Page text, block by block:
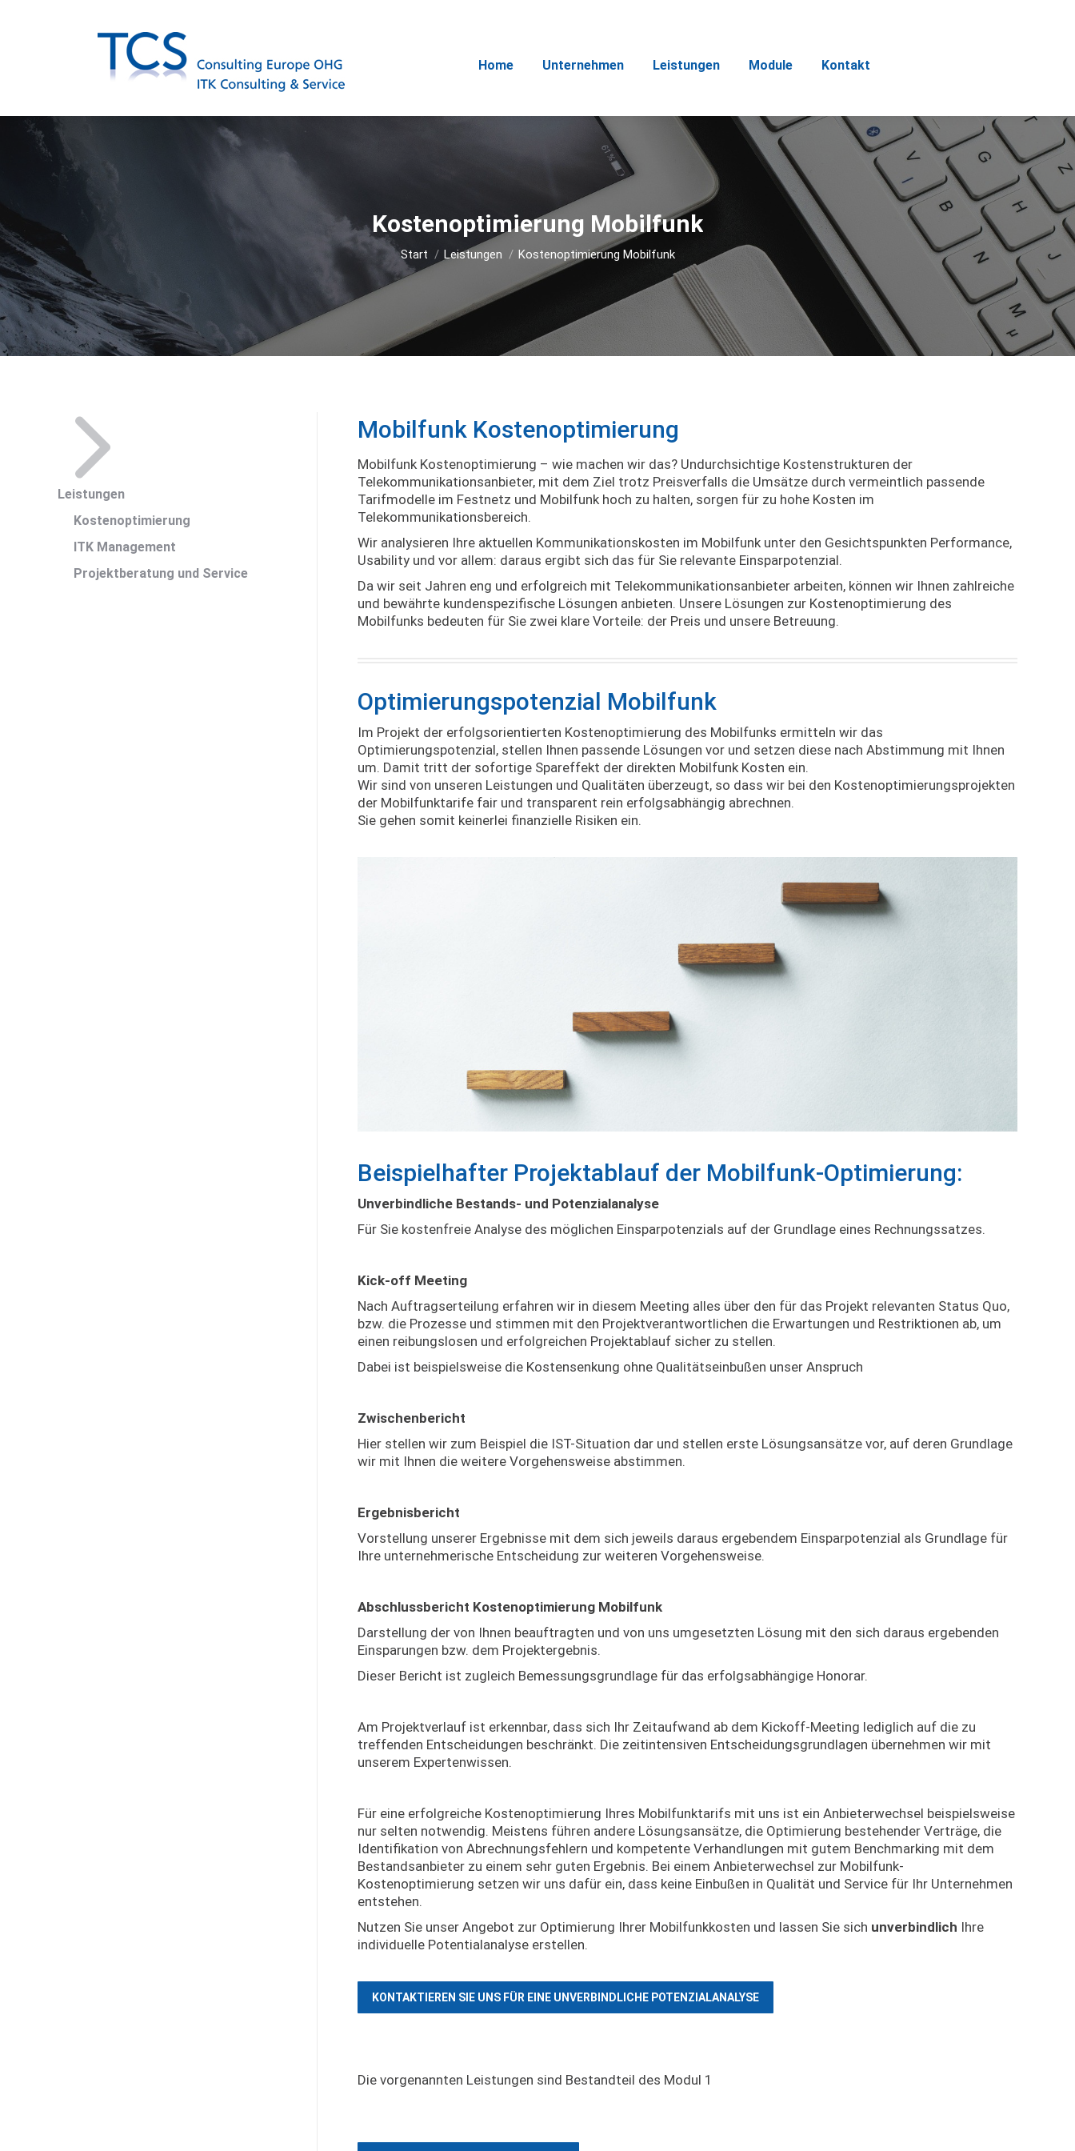
Home Unternehmen Leistungen Module Kontakt
Kostenoptimierung Mobilfunk
Sie befinden sich hier:
Start Leistungen Kostenoptimierung Mobilfunk
Mobilfunk Kostenoptimierung
Mobilfunk Kostenoptimierung – wie machen wir das? Undurchsichtige Kostenstrukturen der
Telekommunikationsanbieter, mit dem Ziel trotz Preisverfalls die Umsätze durch vermeintlich passende
Tarifmodelle im Festnetz und Mobilfunk hoch zu halten, sorgen für zu hohe Kosten im
Telekommunikationsbereich.
Wir analysieren Ihre aktuellen Kommunikationskosten im Mobilfunk unter den Gesichtspunkten Performance,
Usability und vor allem: daraus ergibt sich das für Sie relevante Einsparpotenzial.
Da wir seit Jahren eng und erfolgreich mit Telekommunikationsanbieter arbeiten, können wir Ihnen zahlreiche
und bewährte kundenspezifische Lösungen anbieten. Unsere Lösungen zur Kostenoptimierung des
Mobilfunks bedeuten für Sie zwei klare Vorteile: der Preis und unsere Betreuung.
Optimierungspotenzial Mobilfunk
Im Projekt der erfolgsorientierten Kostenoptimierung des Mobilfunks ermitteln wir das
Optimierungspotenzial, stellen Ihnen passende Lösungen vor und setzen diese nach Abstimmung mit Ihnen
um. Damit tritt der sofortige Spareffekt der direkten Mobilfunk Kosten ein.
Wir sind von unseren Leistungen und Qualitäten überzeugt, so dass wir bei den Kostenoptimierungsprojekten
der Mobilfunktarife fair und transparent rein erfolgsabhängig abrechnen.
Sie gehen somit keinerlei finanzielle Risiken ein.
Beispielhafter Projektablauf der Mobilfunk-Optimierung:
Unverbindliche Bestands- und Potenzialanalyse
Für Sie kostenfreie Analyse des möglichen Einsparpotenzials auf der Grundlage eines Rechnungssatzes.
Kick-off Meeting
Nach Auftragserteilung erfahren wir in diesem Meeting alles über den für das Projekt relevanten Status Quo,
bzw. die Prozesse und stimmen mit den Projektverantwortlichen die Erwartungen und Restriktionen ab, um
einen reibungslosen und erfolgreichen Projektablauf sicher zu stellen.
Dabei ist beispielsweise die Kostensenkung ohne Qualitätseinbußen unser Anspruch
Zwischenbericht
Hier stellen wir zum Beispiel die IST-Situation dar und stellen erste Lösungsansätze vor, auf deren Grundlage
wir mit Ihnen die weitere Vorgehensweise abstimmen.
Ergebnisbericht
Vorstellung unserer Ergebnisse mit dem sich jeweils daraus ergebendem Einsparpotenzial als Grundlage für
Ihre unternehmerische Entscheidung zur weiteren Vorgehensweise.
Abschlussbericht Kostenoptimierung Mobilfunk
Darstellung der von Ihnen beauftragten und von uns umgesetzten Lösung mit den sich daraus ergebenden
Einsparungen bzw. dem Projektergebnis.
Dieser Bericht ist zugleich Bemessungsgrundlage für das erfolgsabhängige Honorar.
Am Projektverlauf ist erkennbar, dass sich Ihr Zeitaufwand ab dem Kickoff-Meeting lediglich auf die zu
treffenden Entscheidungen beschränkt. Die zeitintensiven Entscheidungsgrundlagen übernehmen wir mit
unserem Expertenwissen.
Für eine erfolgreiche Kostenoptimierung Ihres Mobilfunktarifs mit uns ist ein Anbieterwechsel beispielsweise
nur selten notwendig. Meistens führen andere Lösungsansätze, die Optimierung bestehender Verträge, die
Identifikation von Abrechnungsfehlern und kompetente Verhandlungen mit gutem Benchmarking mit dem
Bestandsanbieter zu einem sehr guten Ergebnis. Bei einem Anbieterwechsel zur Mobilfunk-
Kostenoptimierung setzen wir uns dafür ein, dass keine Einbußen in Qualität und Service für Ihr Unternehmen
entstehen.
Nutzen Sie unser Angebot zur Optimierung Ihrer Mobilfunkkosten und lassen Sie sich unverbindlich Ihre
individuelle Potentialanalyse erstellen.
KONTAKTIEREN SIE UNS FÜR EINE UNVERBINDLICHE POTENZIALANALYSE
Die vorgenannten Leistungen sind Bestandteil des Modul 1
Leistungen
Kostenoptimierung
ITK Management
Projektberatung und Service